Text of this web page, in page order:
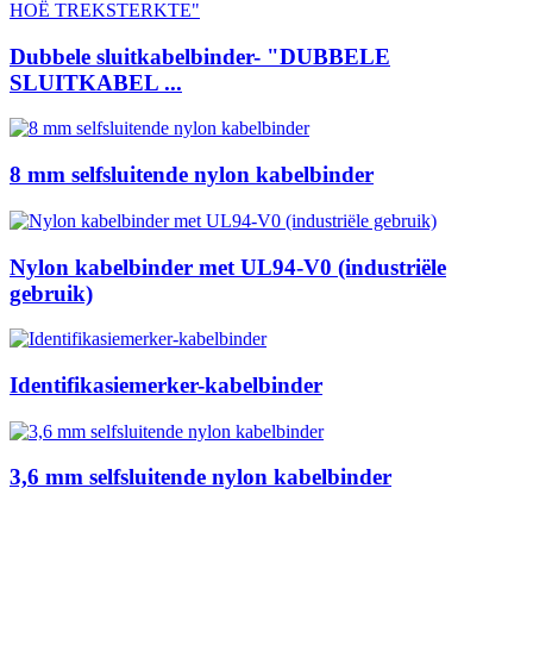
Dubbele sluitkabelbinder- "DUBBELE
SLUITKABEL ...
8 mm selfsluitende nylon kabelbinder
Nylon kabelbinder met UL94-V0 (industriële
gebruik)
Identifikasiemerker-kabelbinder
3,6 mm selfsluitende nylon kabelbinder